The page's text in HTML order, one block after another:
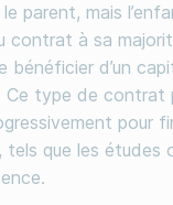
parent, mais
contrat à sa
bénéficier d’un
Ce type de contrat
pour
que les études